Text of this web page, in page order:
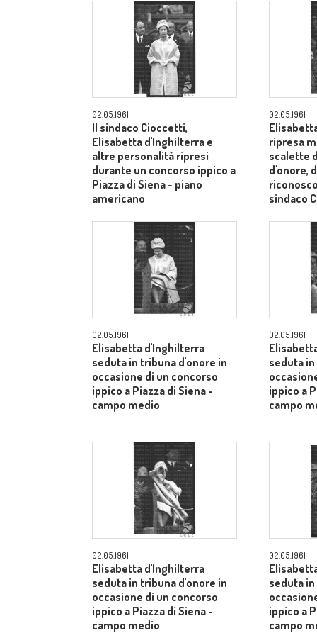
02.05.1961
Il sindaco Cioccetti,
Elisabetta d'Inghilterra e
altre personalità ripresi
durante un concorso ippico a
Piazza di Siena - piano
americano
02.05.1961
ripresa
scalette
d'onore,
sindaco
02.05.1961
Elisabetta d'Inghilterra
seduta in tribuna d'onore in
occasione di un concorso
ippico a Piazza di Siena -
campo medio
02.05.1961
seduta
ippico a
campo
02.05.1961
Elisabetta d'Inghilterra
seduta in tribuna d'onore in
occasione di un concorso
ippico a Piazza di Siena -
campo medio
02.05.1961
seduta
ippico a
campo